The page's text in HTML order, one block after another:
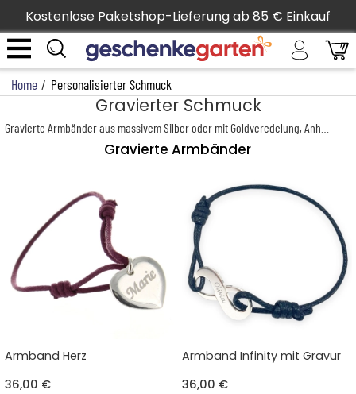
Kostenlose Paketshop-Lieferung ab 85 € Einkauf
Home / Personalisierter Schmuck
Gravierter Schmuck
Gravierte Armbänder
Armband Herz
36,00 €
Armband Infinity mit Gravur
36,00 €